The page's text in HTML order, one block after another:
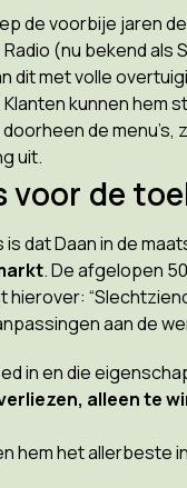
de voorbije jaren
(nu bekend als
dit met volle
Klanten kunnen hem
de menu’s,
uit.
voor de
is dat Daan in de
. De afgelopen
hierover:
aan de
in en die
alleen te
hem het allerbeste